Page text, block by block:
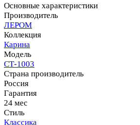
Основные характеристики
Производитель
ЛЕРОМ
Коллекция
Карина
Модель
СТ-1003
Страна производитель
Россия
Гарантия
24 мес
Стиль
Классика